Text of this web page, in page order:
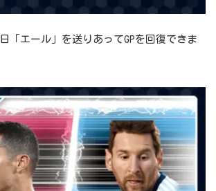
「エール」を送りあってGPを回復できま